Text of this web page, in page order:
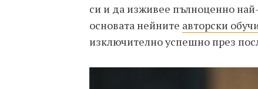
си и да изживее пълноценно
основата нейните авторски
изключително успешно през